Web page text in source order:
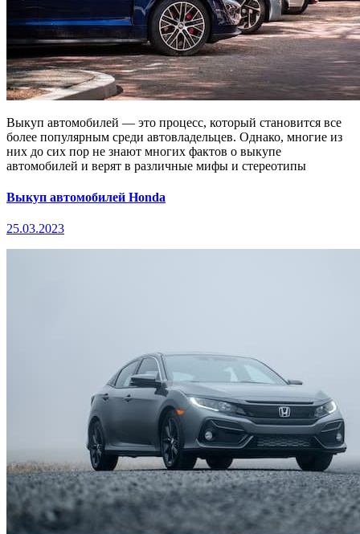
Выкуп автомобилей — это процесс, который становится все
более популярным среди автовладельцев. Однако, многие из
них до сих пор не знают многих фактов о выкупе
автомобилей и верят в различные мифы и стереотипы
Выкуп автомобилей Honda
25.03.2023